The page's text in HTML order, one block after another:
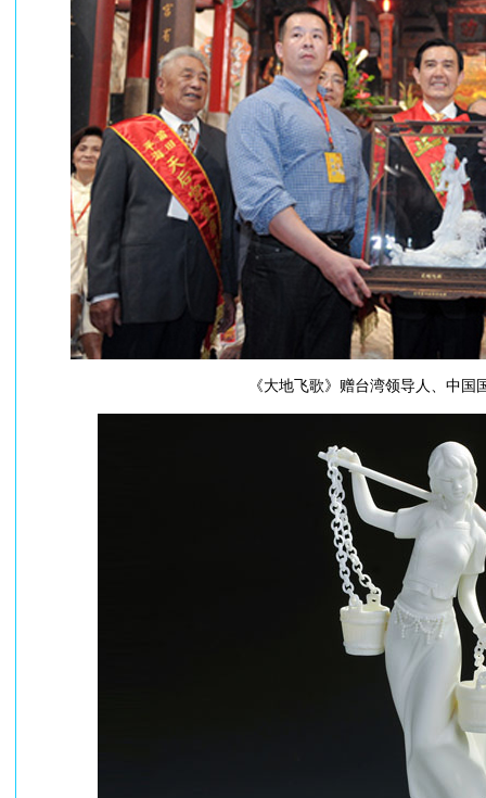
《大地飞歌》赠台湾领导人、中国